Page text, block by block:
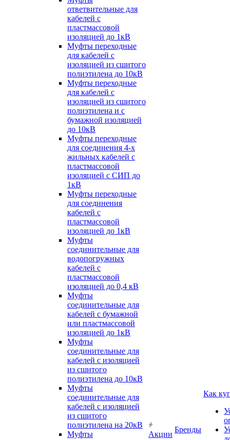
ответвительные для
кабелей с
пластмассовой
изоляцией до 1кВ
Муфты переходные
для кабелей с
изоляцией из сшитого
полиэтилена до 10кВ
Муфты переходные
для кабелей с
изоляцией из сшитого
полиэтилена и с
бумажной изоляцией
до 10кВ
Муфты переходные
для соединения 4-х
жильных кабелей с
пластмассовой
изоляцией с СИП до
1кВ
Муфты переходные
для соединения
кабелей с
пластмассовой
изоляцией до 1кВ
Муфты
соединительные для
водопогружных
кабелей с
пластмассовой
изоляцией до 0,4 кВ
Муфты
соединительные для
кабелей с бумажной
или пластмассовой
изоляцией до 1кВ
Муфты
соединительные для
кабелей с изоляцией
из сшитого
полиэтилена до 10кВ
Муфты
соединительные для
кабелей с изоляцией
из сшитого
полиэтилена на 20кВ
Муфты
Акции
Бренды
Как